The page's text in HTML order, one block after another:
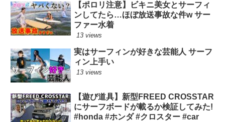
【ポロリ注意】ビキニ美女とサーフィ
ンしてたら…ほぼ放送事故な件w サー
ファー水着
13 views
実はサーフィンが好きな芸能人 サーフ
ィン上手い
13 views
【遊び道具】新型FREED CROSSTAR
にサーフボードが載るか検証してみた!
#honda #ホンダ #クロスター #car